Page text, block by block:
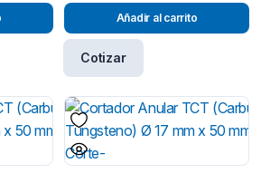
Añadir al carrito
Cotizar